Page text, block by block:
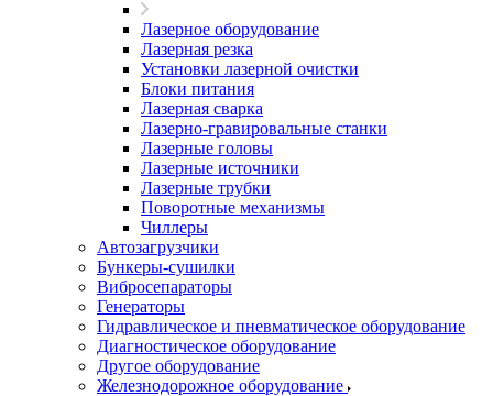
Лазерное оборудование
Лазерная резка
Установки лазерной очистки
Блоки питания
Лазерная сварка
Лазерно-гравировальные станки
Лазерные головы
Лазерные источники
Лазерные трубки
Поворотные механизмы
Чиллеры
Автозагрузчики
Бункеры-сушилки
Вибросепараторы
Генераторы
Гидравлическое и пневматическое оборудование
Диагностическое оборудование
Другое оборудование
Железнодорожное оборудование